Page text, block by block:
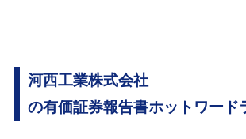
河西工業株式会社
の有価証券報告書ホットワード